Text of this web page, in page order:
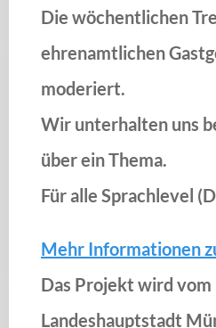
Die wöchentlichen
ehrenamtlichen
moderiert.
Wir unterhalten uns
über ein Thema.
Für alle Sprachlevel
Mehr Informationen
Das Projekt wird
Landeshauptstadt